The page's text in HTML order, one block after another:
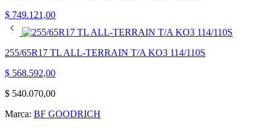
$ 749.121,00
255/65R17 TL ALL-TERRAIN T/A KO3 114/110S
$ 568.592,00
$ 540.070,00
Marca: BF GOODRICH